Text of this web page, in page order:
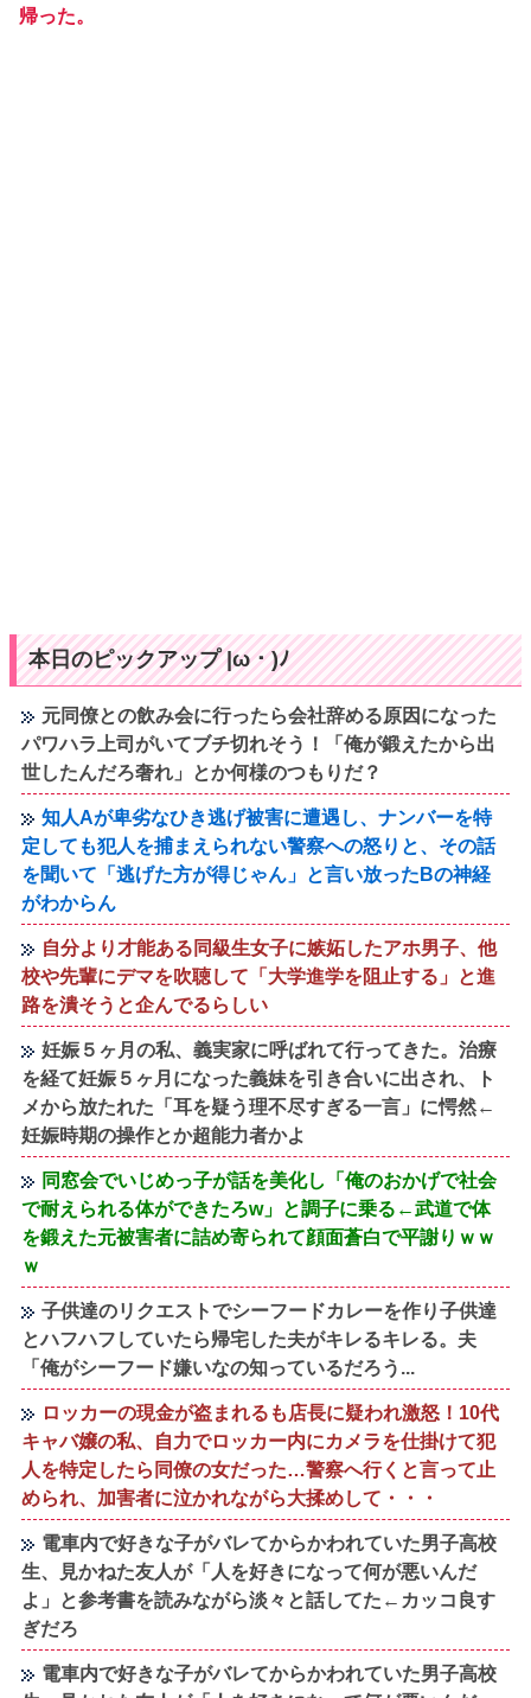
帰った。
本日のピックアップ |ω・)ﾉ
元同僚との飲み会に行ったら会社辞める原因になった
パワハラ上司がいてブチ切れそう！「俺が鍛えたから出
世したんだろ奢れ」とか何様のつもりだ？
知人Aが卑劣なひき逃げ被害に遭遇し、ナンバーを特
定しても犯人を捕まえられない警察への怒りと、その話
を聞いて「逃げた方が得じゃん」と言い放ったBの神経
がわからん
自分より才能ある同級生女子に嫉妬したアホ男子、他
校や先輩にデマを吹聴して「大学進学を阻止する」と進
路を潰そうと企んでるらしい
妊娠５ヶ月の私、義実家に呼ばれて行ってきた。治療
を経て妊娠５ヶ月になった義妹を引き合いに出され、ト
メから放たれた「耳を疑う理不尽すぎる一言」に愕然←
妊娠時期の操作とか超能力者かよ
同窓会でいじめっ子が話を美化し「俺のおかげで社会
で耐えられる体ができたろw」と調子に乗る←武道で体
を鍛えた元被害者に詰め寄られて顔面蒼白で平謝りｗｗ
ｗ
子供達のリクエストでシーフードカレーを作り子供達
とハフハフしていたら帰宅した夫がキレるキレる。夫
「俺がシーフード嫌いなの知っているだろう...
ロッカーの現金が盗まれるも店長に疑われ激怒！10代
キャバ嬢の私、自力でロッカー内にカメラを仕掛けて犯
人を特定したら同僚の女だった…警察へ行くと言って止
められ、加害者に泣かれながら大揉めして・・・
電車内で好きな子がバレてからかわれていた男子高校
生、見かねた友人が「人を好きになって何が悪いんだ
よ」と参考書を読みながら淡々と話してた←カッコ良す
ぎだろ
電車内で好きな子がバレてからかわれていた男子高校